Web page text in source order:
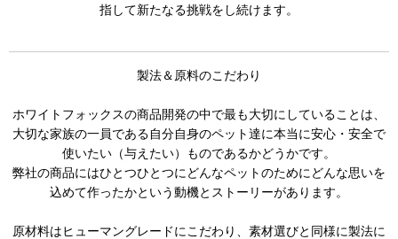
指して新たなる挑戦をし続けます。
製法＆原料のこだわり
ホワイトフォックスの商品開発の中で最も大切にしていることは、
大切な家族の一員である自分自身のペット達に本当に安心・安全で
使いたい（与えたい）ものであるかどうかです。
弊社の商品にはひとつひとつにどんなペットのためにどんな思いを
込めて作ったかという動機とストーリーがあります。
原材料はヒューマングレードにこだわり、素材選びと同様に製法に